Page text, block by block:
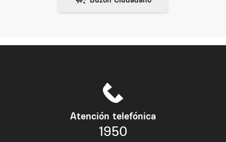
Atención telefónica
1950